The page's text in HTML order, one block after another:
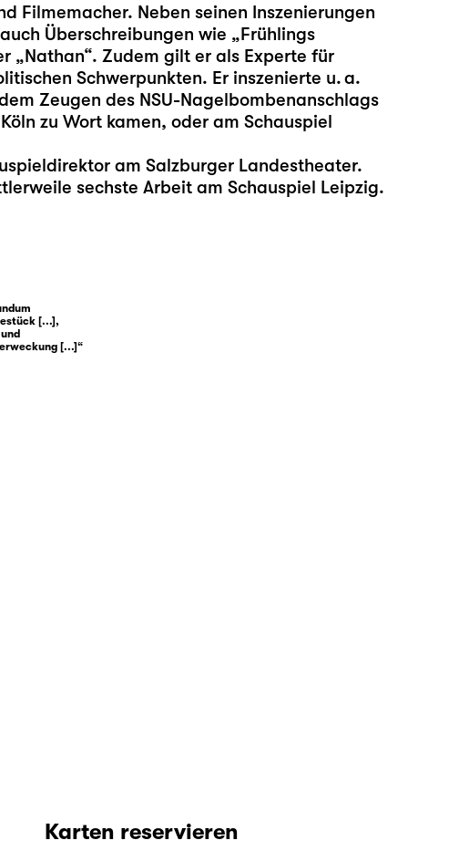
Filmemacher. Neben seinen Inszenierungen
Überschreibungen wie „Frühlings
„Nathan“. Zudem gilt er als Experte für
Schwerpunkten. Er inszenierte u. a.
Zeugen des NSU-Nagelbombenanschlags
zu Wort kamen, oder am Schauspiel
am Salzburger Landestheater.
sechste Arbeit am Schauspiel Leipzig.
[...],
[...]“
Karten reservieren